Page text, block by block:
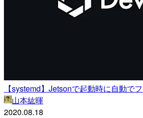
【systemd】Jetsonで起動時に自動で
山本紘暉
2020.08.18